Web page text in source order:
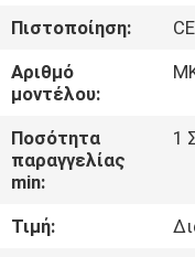
ΕΠΙΣΚΈΨΕΙΣ
ΣΤΟ
ΕΡΓΟΣΤΆΣΙΟ
ΈΛΕΓΧΟΣ
ΠΟΙΌΤΗΤΑΣ
Πιστοποίηση:
CE
Αριθμό
μοντέλου:
Ποσότητα
παραγγελίας
min:
1
Τιμή: